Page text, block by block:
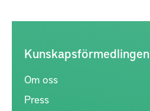
Kunskapsförmedlingen
Om oss
Press